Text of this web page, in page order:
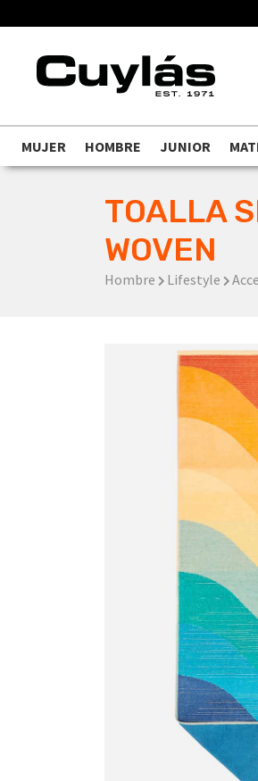
MUJER HOMBRE JUNIOR
TOALLA
WOVEN
Hombre Lifestyle